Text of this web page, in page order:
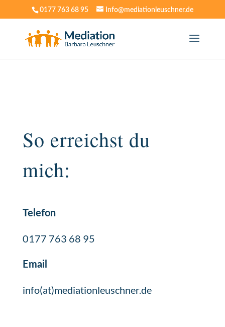
0177 763 68 95 Info@mediationleuschner.de
So erreichst du
mich:
Telefon
0177 763 68 95
Email
info(at)mediationleuschner.de